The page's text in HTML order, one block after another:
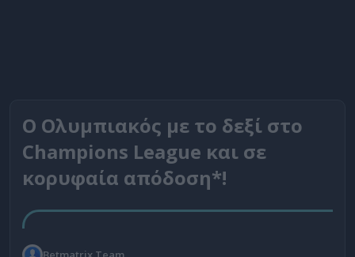
O Oλυμπιακός με το δεξί στο
Champions League και σε
κορυφαία απόδοση*!